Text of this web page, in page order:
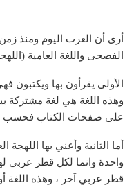
أرى أن العرب اليوم ومنذ
الفصحى واللغة العامية
الأولى يقرأون بها ويكتبون
وهذه اللغة هي لغة مشتركة
على صفحات الكتاب فحسب
أما الثانية وأعني بها
واحدة وانما لكل قطر عربي
قطر عربي آخر ، وهذه اللغة